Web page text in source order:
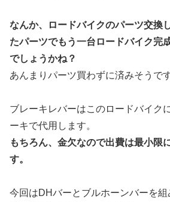
なんか、ロードバイクのパーツ交換
たパーツでもう一台ロードバイク完
でしょうかね？
あんまりパーツ買わずに済みそうです
ブレーキレバーはこのロードバイク
ーキで代用します。
もちろん、金欠なので出費は最小限
す。
今回はDHバーとブルホーンバーを